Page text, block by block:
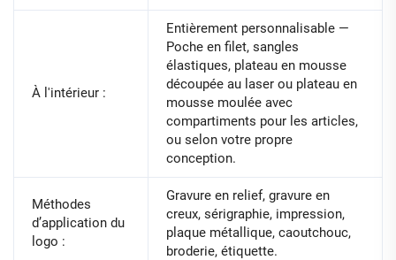
À l'intérieur :
Entièrement personnalisable —
Poche en filet, sangles
élastiques, plateau en mousse
découpée au laser ou plateau en
mousse moulée avec
compartiments pour les articles,
ou selon votre propre
conception.
Méthodes
d’application du
logo :
Gravure en relief, gravure en
creux, sérigraphie, impression,
plaque métallique, caoutchouc,
broderie, étiquette.